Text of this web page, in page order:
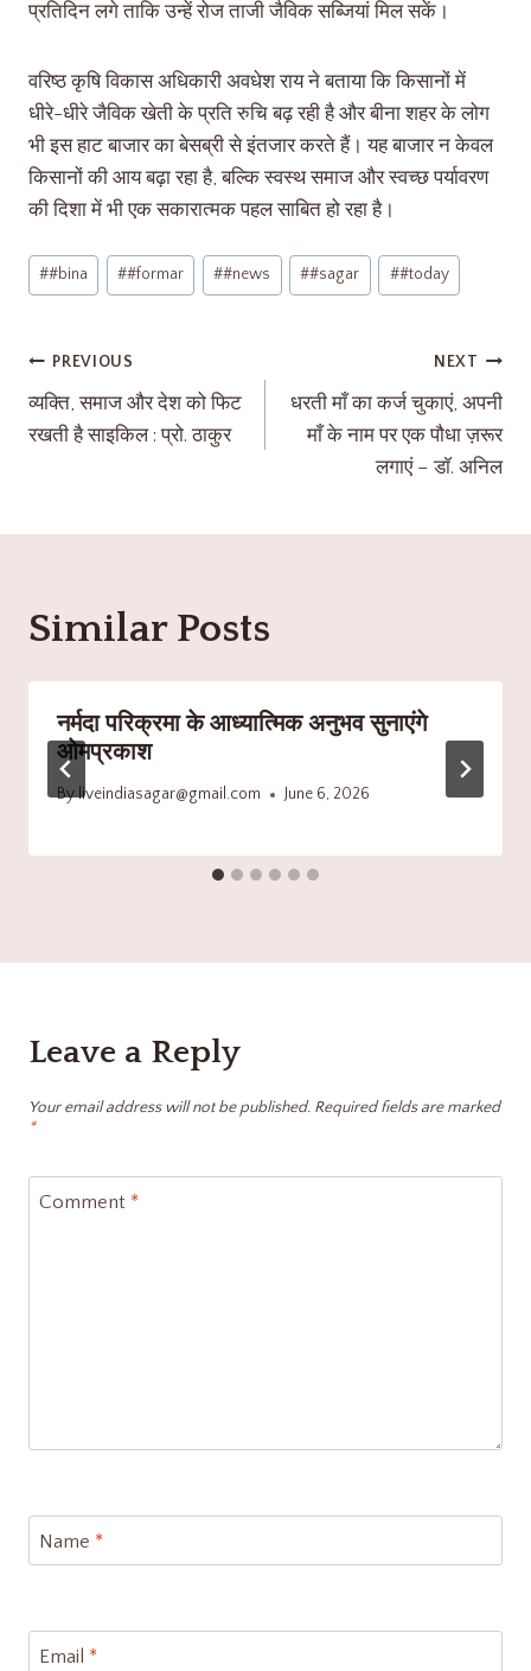
प्रतिदिन लगे ताकि उन्हें रोज ताजी जैविक सब्जियां मिल सकें।
वरिष्ठ कृषि विकास अधिकारी अवधेश राय ने बताया कि किसानों में
धीरे-धीरे जैविक खेती के प्रति रुचि बढ़ रही है और बीना शहर के लोग
भी इस हाट बाजार का बेसब्री से इंतजार करते हैं। यह बाजार न केवल
किसानों की आय बढ़ा रहा है, बल्कि स्वस्थ समाज और स्वच्छ पर्यावरण
की दिशा में भी एक सकारात्मक पहल साबित हो रहा है।
##bina ##formar ##news ##sagar ##today
PREVIOUS
व्यक्ति, समाज और देश को फिट
रखती है साइकिल : प्रो. ठाकुर
NEXT
धरती माँ का कर्ज चुकाएं, अपनी
माँ के नाम पर एक पौधा ज़रूर
लगाएं – डाॅ. अनिल
Similar Posts
नर्मदा परिक्रमा के आध्यात्मिक अनुभव सुनाएंगे
ओमप्रकाश
Byliveindiasagar@gmail.com June 6, 2026
Leave a Reply
Your email address will not be published. Required fields are marked
*
Comment *
Name *
Email *